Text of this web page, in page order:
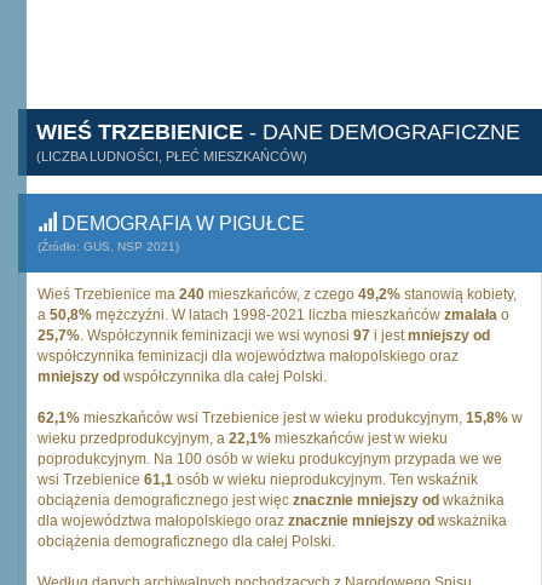
WIEŚ TRZEBIENICE - DANE DEMOGRAFICZNE
(LICZBA LUDNOŚCI, PŁEĆ MIESZKAŃCÓW)
DEMOGRAFIA W PIGUŁCE
(Źródło: GUS, NSP 2021)
Wieś Trzebienice ma 240 mieszkańców, z czego 49,2% stanowią kobiety,
a 50,8% mężczyźni. W latach 1998-2021 liczba mieszkańców zmalała o
25,7%. Współczynnik feminizacji we wsi wynosi 97 i jestmniejszy od
współczynnika feminizacji dla województwa małopolskiego oraz
mniejszy od współczynnika dla całej Polski.
62,1% mieszkańców wsi Trzebienice jest w wieku produkcyjnym, 15,8% w
wieku przedprodukcyjnym, a 22,1% mieszkańców jest w wieku
poprodukcyjnym. Na 100 osób w wieku produkcyjnym przypada we we
wsi Trzebienice 61,1 osób w wieku nieprodukcyjnym. Ten wskaźnik
obciążenia demograficznego jest więc znacznie mniejszy od wkażnika
dla województwa małopolskiego oraz znacznie mniejszy od wskażnika
obciążenia demograficznego dla całej Polski.